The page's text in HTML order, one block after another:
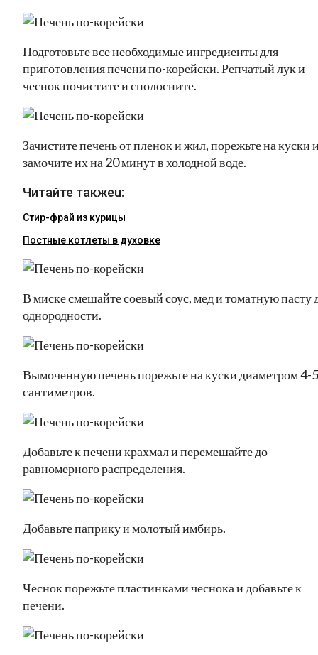
Подготовьте все необходимые ингредиенты для
приготовления печени по-корейски. Репчатый лук и
чеснок почистите и сполосните.
Зачистите печень от пленок и жил, порежьте на куски
замочите их на 20 минут в холодной воде.
Читайте такжеu:
Стир-фрай из курицы
Постные котлеты в духовке
В миске смешайте соевый соус, мед и томатную пасту
однородности.
Вымоченную печень порежьте на куски диаметром 4-5
сантиметров.
Добавьте к печени крахмал и перемешайте до
равномерного распределения.
Добавьте паприку и молотый имбирь.
Чеснок порежьте пластинками чеснока и добавьте к
печени.